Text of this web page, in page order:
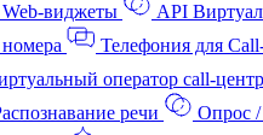
Web-виджеты API
Телефония для
оператор call-
речи Опрос